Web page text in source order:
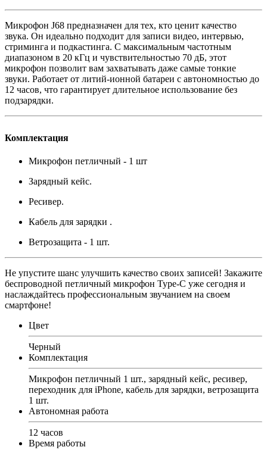
Микрофон J68 предназначен для тех, кто ценит качество
звука. Он идеально подходит для записи видео, интервью,
стриминга и подкастинга. С максимальным частотным
диапазоном в 20 кГц и чувствительностью 70 дБ, этот
микрофон позволит вам захватывать даже самые тонкие
звуки. Работает от литий-ионной батареи с автономностью до
12 часов, что гарантирует длительное использование без
подзарядки.
Комплектация
Микрофон петличный - 1 шт
Зарядный кейс.
Ресивер.
Кабель для зарядки .
Ветрозащита - 1 шт.
Не упустите шанс улучшить качество своих записей! Закажите
беспроводной петличный микрофон Type-C уже сегодня и
наслаждайтесь профессиональным звучанием на своем
смартфоне!
Цвет
Черный
Комплектация
Микрофон петличный 1 шт., зарядный кейс, ресивер,
переходник для iPhone, кабель для зарядки, ветрозащита
1 шт.
Автономная работа
12 часов
Время работы